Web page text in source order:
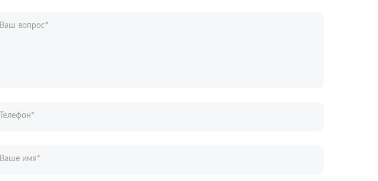
Ваш вопрос*